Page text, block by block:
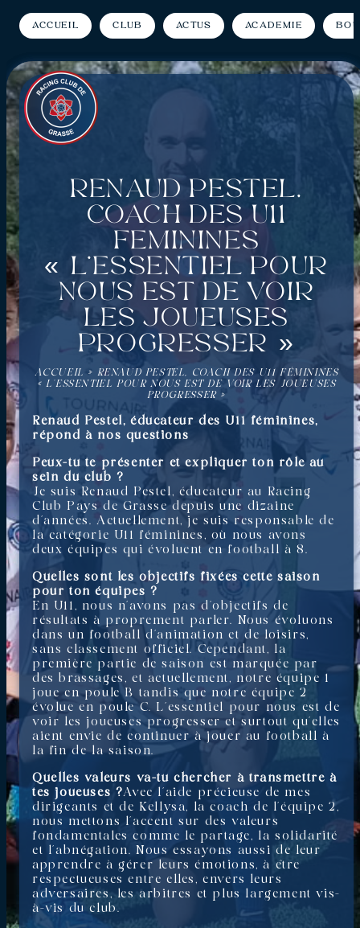
Accueil Club Actus Académie
Renaud Pestel,
coach des U11
féminines
« L’essentiel pour
nous est de voir
les joueuses
progresser »
ACCUEIL » RENAUD PESTEL, COACH DES U11 FÉMININES
« L’ESSENTIEL POUR NOUS EST DE VOIR LES JOUEUSES
PROGRESSER »
Renaud Pestel, éducateur des U11 féminines,
répond à nos questions
Peux-tu te présenter et expliquer ton rôle au
sein du club ?
Je suis Renaud Pestel, éducateur au Racing
Club Pays de Grasse depuis une dizaine
d’années. Actuellement, je suis responsable de
la catégorie U11 féminines, où nous avons
deux équipes qui évoluent en football à 8.
Quelles sont les objectifs fixées cette saison
pour ton équipes ?
En U11, nous n’avons pas d’objectifs de
résultats à proprement parler. Nous évoluons
dans un football d’animation et de loisirs,
sans classement officiel. Cependant, la
première partie de saison est marquée par
des brassages, et actuellement, notre équipe 1
joue en poule B tandis que notre équipe 2
évolue en poule C. L’essentiel pour nous est de
voir les joueuses progresser et surtout qu’elles
aient envie de continuer à jouer au football à
la fin de la saison.
Quelles valeurs va-tu chercher à transmettre à
tes joueuses ?Avec l’aide précieuse de mes
dirigeants et de Kellysa, la coach de l’équipe 2,
nous mettons l’accent sur des valeurs
fondamentales comme le partage, la solidarité
et l’abnégation. Nous essayons aussi de leur
apprendre à gérer leurs émotions, à être
respectueuses entre elles, envers leurs
adversaires, les arbitres et plus largement vis-
à-vis du club.